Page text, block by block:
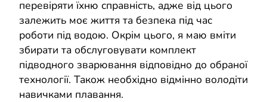
перевіряти їхню справність, адже від цього
залежить моє життя та безпека під час
роботи під водою. Окрім цього, я маю вміти
збирати та обслуговувати комплект
підводного зварювання відповідно до обраної
технології. Також необхідно відмінно володіти
навичками плавання.